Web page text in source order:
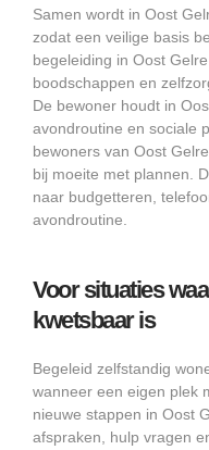
Samen wordt in Oost
zodat een veilige basis
begeleiding in Oost
boodschappen en
De bewoner houdt in
avondroutine en sociale
bewoners van Oost
bij moeite met plannen.
naar budgetteren,
avondroutine.
Voor situaties
kwetsbaar is
Begeleid zelfstandig
wanneer een eigen plek
nieuwe stappen in Oost
afspraken, hulp vragen